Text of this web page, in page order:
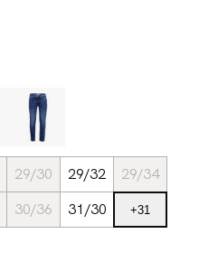
29/30 29/32
29/34
30/36 31/30 +31